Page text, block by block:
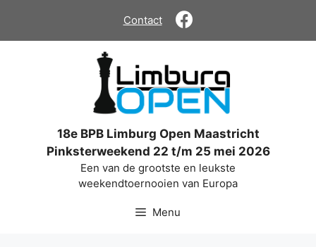
de
Contact
18e BPB Limburg Open Maastricht
Pinksterweekend 22 t/m 25 mei 2026
Een van de grootste en leukste
weekendtoernooien van Europa
Menu